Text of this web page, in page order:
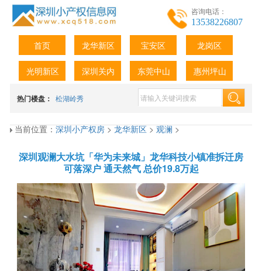
咨询电话：
13538226807
首页 龙华新区 宝安区 龙岗区
光明新区 深圳关内 东莞中山 惠州坪山
热门楼盘： 松湖岭秀
当前位置：深圳小产权房>龙华新区>观澜>
深圳观澜大水坑「华为未来城」龙华科技小镇准拆迁房
可落深户 通天然气 总价19.8万起